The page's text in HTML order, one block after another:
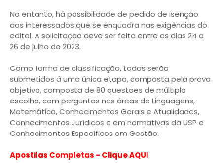
No entanto, há possibilidade de pedido de isenção
aos interessados que se enquadra nas exigências do
edital. A solicitação deve ser feita entre os dias 24 a
26 de julho de 2023.
Como forma de classificação, todos serão
submetidos á uma única etapa, composta pela prova
objetiva, composta de 80 questões de múltipla
escolha, com perguntas nas áreas de Linguagens,
Matemática, Conhecimentos Gerais e Atualidades,
Conhecimentos Jurídicos e em normativas da USP e
Conhecimentos Específicos em Gestão.
Apostilas Completas - Clique AQUI